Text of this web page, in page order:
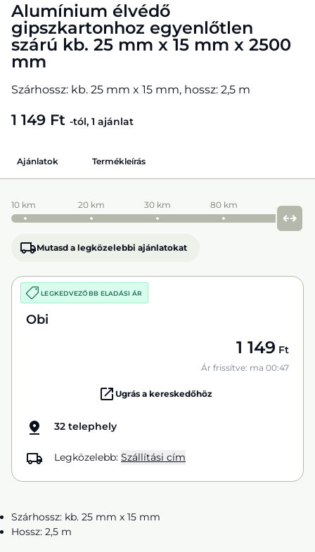
Alumínium élvédő
gipszkartonhoz egyenlőtlen
szárú kb. 25 mm x 15 mm x 2500
mm
Szárhossz: kb. 25 mm x 15 mm, hossz: 2,5 m
1 149 Ft -tól, 1 ajánlat
Ajánlatok Termékleírás
10 km 20 km 30 km 80 km
Mutasd a legközelebbi ajánlatokat
LEGKEDVEZŐBB ELADÁSI ÁR
Obi
1 149 Ft
Ár frissítve: ma 00:47
Ugrás a kereskedőhöz
32 telephely
Legközelebb: Szállítási cím
Szárhossz: kb. 25 mm x 15 mm
Hossz: 2,5 m